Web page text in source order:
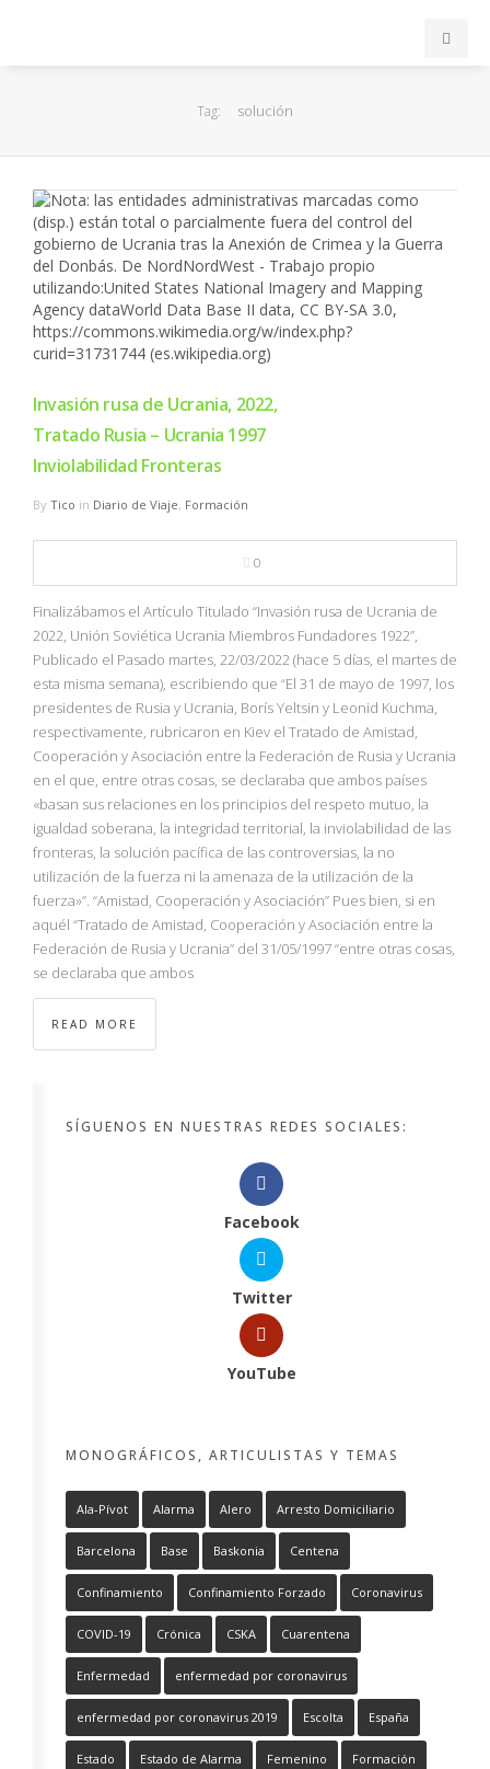
EuroLeague
FEB
FIBA
FORMACIÓN
NBA
RIO 2016
Tag: solución
Invasión rusa de Ucrania, 2022,
Tratado Rusia – Ucrania 1997
Inviolabilidad Fronteras
By Tico in Diario de Viaje, Formación
0
Finalizábamos el Artículo Titulado “Invasión rusa de Ucrania de
2022, Unión Soviética Ucrania Miembros Fundadores 1922”,
Publicado el Pasado martes, 22/03/2022 (hace 5 días, el martes de
esta misma semana), escribiendo que “El 31 de mayo de 1997, los
presidentes de Rusia y Ucrania, Borís Yeltsin y Leonid Kuchma,
respectivamente, rubricaron en Kiev el Tratado de Amistad,
Cooperación y Asociación entre la Federación de Rusia y Ucrania
en el que, entre otras cosas, se declaraba que ambos países
«basan sus relaciones en los principios del respeto mutuo, la
igualdad soberana, la integridad territorial, la inviolabilidad de las
fronteras, la solución pacífica de las controversias, la no
utilización de la fuerza ni la amenaza de la utilización de la
fuerza»”. “Amistad, Cooperación y Asociación” Pues bien, si en
aquél “Tratado de Amistad, Cooperación y Asociación entre la
Federación de Rusia y Ucrania” del 31/05/1997 “entre otras cosas,
se declaraba que ambos
READ MORE
SÍGUENOS EN NUESTRAS REDES SOCIALES:
Facebook
Twitter
YouTube
MONOGRÁFICOS, ARTICULISTAS Y TEMAS
Ala-Pívot Alarma Alero Arresto Domiciliario
Barcelona Base Baskonia Centena
Confinamiento Confinamiento Forzado Coronavirus
COVID-19 Crónica CSKA Cuarentena
Enfermedad enfermedad por coronavirus
enfermedad por coronavirus 2019 Escolta España
Estado Estado de Alarma Femenino Formación